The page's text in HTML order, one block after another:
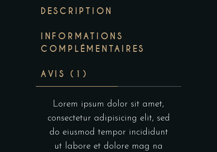
DESCRIPTION
INFORMATIONS
COMPLÉMENTAIRES
AVIS (1)
Lorem ipsum dolor sit amet,
consectetur adipisicing elit, sed
do eiusmod tempor incididunt
ut labore et dolore mag na